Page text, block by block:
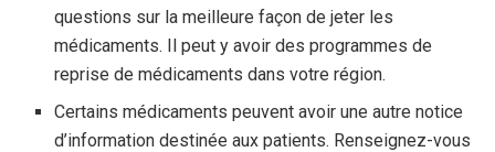
questions sur la meilleure façon de jeter les
médicaments. Il peut y avoir des programmes de
reprise de médicaments dans votre région.
Certains médicaments peuvent avoir une autre notice
d’information destinée aux patients. Renseignez-vous